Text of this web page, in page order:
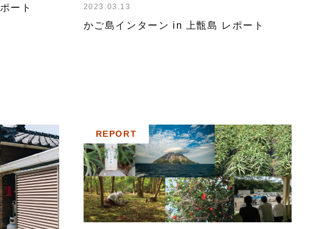
ート 2023.03.13
かご島インターン in 上甑島 レポート
REPORT